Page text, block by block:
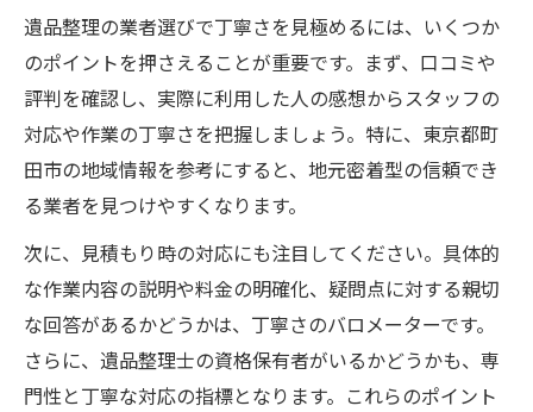
遺品整理の業者選びで丁寧さを見極めるには、いくつか
のポイントを押さえることが重要です。まず、口コミや
評判を確認し、実際に利用した人の感想からスタッフの
対応や作業の丁寧さを把握しましょう。特に、東京都町
田市の地域情報を参考にすると、地元密着型の信頼でき
る業者を見つけやすくなります。
次に、見積もり時の対応にも注目してください。具体的
な作業内容の説明や料金の明確化、疑問点に対する親切
な回答があるかどうかは、丁寧さのバロメーターです。
さらに、遺品整理士の資格保有者がいるかどうかも、専
門性と丁寧な対応の指標となります。これらのポイント